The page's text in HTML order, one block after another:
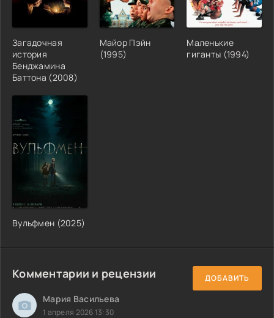
Загадочная
история
Бенджамина
Баттона (2008)
Майор Пэйн
(1995)
Маленькие
гиганты (1994)
Вульфмен (2025)
Комментарии и рецензии ДОБАВИТЬ
Мария Васильева
1 апреля 2026 13:30